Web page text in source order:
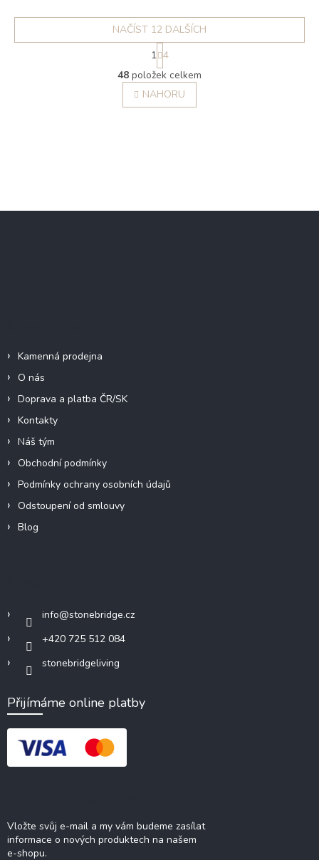
O
v
l
á
k
NAČÍST 12 DALŠÍCH
S
t
r
á
n
k
1 4
48 položek celkem
NAHORU
Kamenná prodejna
O nás
Doprava a platba ČR/SK
Kontakty
Náš tým
Obchodní podmínky
Podmínky ochrany osobních údajů
Odstoupení od smlouvy
Blog
info@stonebridge.cz
+420 725 512 084
stonebridgeliving
Přijímáme online platby
Vložte svůj e-mail a my vám budeme zasílat
informace o nových produktech na našem
e-shopu.